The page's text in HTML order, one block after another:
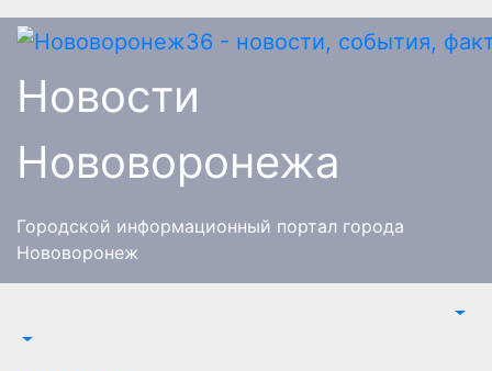
Перейти
Новости
Нововоронежа
Городской информационный портал города
Нововоронеж